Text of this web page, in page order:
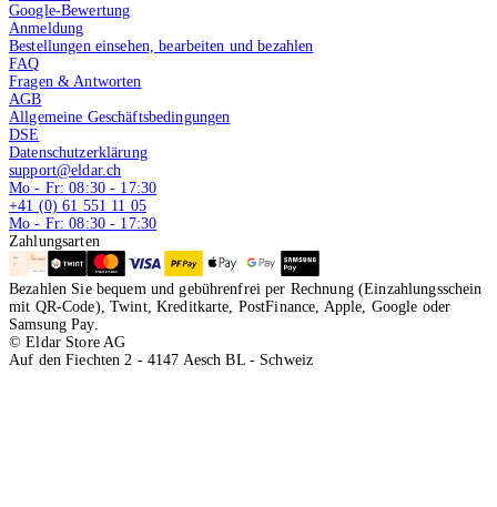
Google-Bewertung
Anmeldung
Bestellungen einsehen, bearbeiten und bezahlen
FAQ
Fragen & Antworten
AGB
Allgemeine Geschäftsbedingungen
DSE
Datenschutzerklärung
support@eldar.ch
Mo - Fr: 08:30 - 17:30
+41 (0) 61 551 11 05
Mo - Fr: 08:30 - 17:30
Zahlungsarten
Bezahlen Sie bequem und gebührenfrei per Rechnung (Einzahlungsschein
mit QR-Code), Twint, Kreditkarte, PostFinance, Apple, Google oder
Samsung Pay.
© Eldar Store AG
Auf den Fiechten 2 - 4147 Aesch BL - Schweiz